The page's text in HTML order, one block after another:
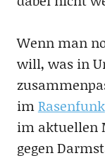
Wenn man
will, was in
imRasenfunk
im aktuellen
gegen